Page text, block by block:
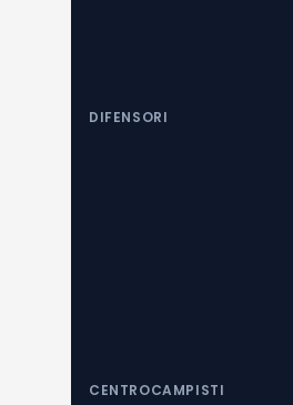
DIFENSORI
CENTROCAMPISTI